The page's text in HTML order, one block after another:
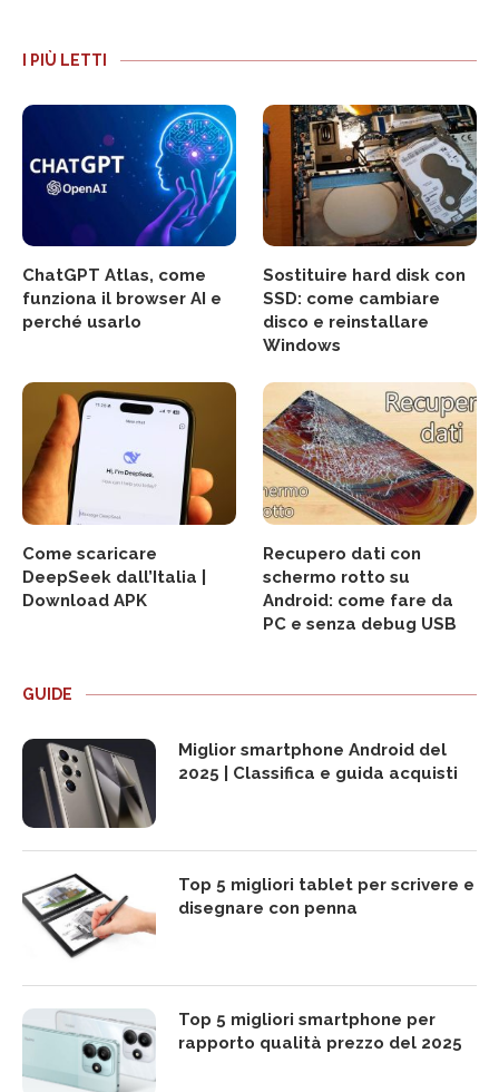
I PIÙ LETTI
ChatGPT Atlas, come
funziona il browser AI e
perché usarlo
Sostituire hard disk con
SSD: come cambiare
disco e reinstallare
Windows
Come scaricare
DeepSeek dall’Italia |
Download APK
Recupero dati con
schermo rotto su
Android: come fare da
PC e senza debug USB
GUIDE
Miglior smartphone Android del
2025 | Classifica e guida acquisti
Top 5 migliori tablet per scrivere e
disegnare con penna
Top 5 migliori smartphone per
rapporto qualità prezzo del 2025